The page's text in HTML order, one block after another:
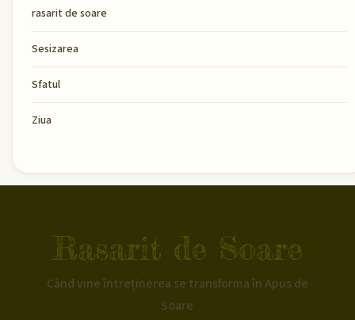
rasarit de soare
Sesizarea
Sfatul
Ziua
Rasarit de Soare
Când vine întreținerea se transforma în Apus de
Soare